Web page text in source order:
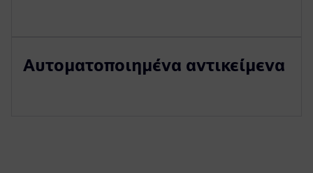
Αυτοματοποιημένα αντικείμενα